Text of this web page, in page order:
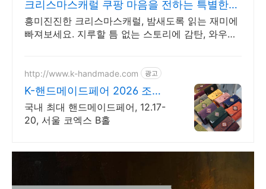
크리스마스캐럴 쿠팡 마음을 전하는 특별한
선물
흥미진진한 크리스마스캐럴, 밤새도록 읽는 재미에
빠져보세요. 지루할 틈 없는 스토리에 감탄, 와우회
http://www.k-handmade.com 광고
K-핸드메이드페어 2026 조기
신청 기간 참가비 할인
국내 최대 핸드메이드페어, 12.17-
20, 서울 코엑스 B홀